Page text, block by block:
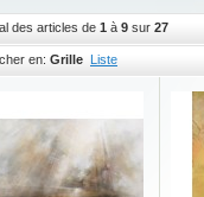
des articles de 1 à 9 sur 27
en: Grille Liste